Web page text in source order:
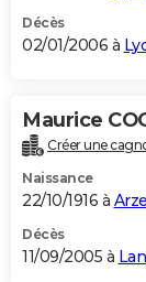
Décès
02/01/2006 à
Maurice
Créer une
Naissance
22/10/1916 à
Décès
11/09/2005 à